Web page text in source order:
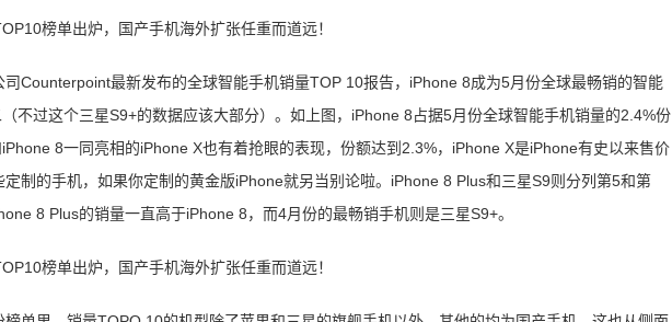
Counterpoint最新发布的全球智能手机销量TOP 10报告，iPhone 8成为5月份全球最畅销的智能
不过这个三星S9+的数据应该大部分）。如上图，iPhone 8占据5月份全球智能手机销量的2.4%份
8一同亮相的iPhone X也有着抢眼的表现，份额达到2.3%，iPhone X是iPhone有史以来售价
制的手机，如果你定制的黄金版iPhone就另当别论啦。iPhone 8 Plus和三星S9则分列第5和第
8 Plus的销量一直高于iPhone 8，而4月份的最畅销手机则是三星S9+。